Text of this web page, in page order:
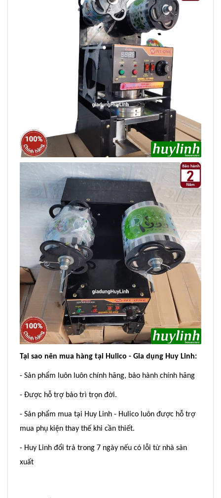
Tại sao nên mua hàng tại Hulico - Gia dụng Huy Linh:
- Sản phẩm luôn luôn chính hãng, bảo hành chính hãng
- Được hỗ trợ bảo trì trọn đời.
- Sản phẩm mua tại Huy Linh - Hulico luôn được hỗ trợ
mua phụ kiện thay thế khi cần thiết.
- Huy Linh đổi trả trong 7 ngày nếu có lỗi từ nhà sản
xuất